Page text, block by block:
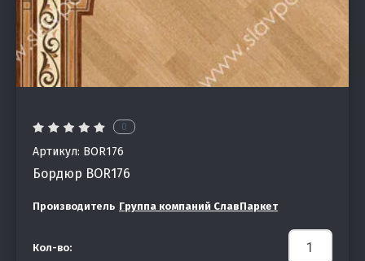
0
Артикул: BOR176
Бордюр BOR176
Производитель Группа компаний СлавПаркет
Кол-во: